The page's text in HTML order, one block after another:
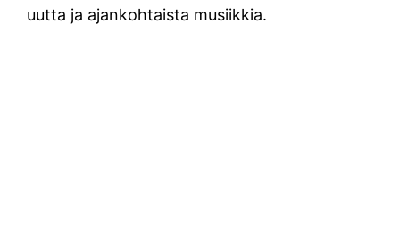
uutta ja ajankohtaista musiikkia.